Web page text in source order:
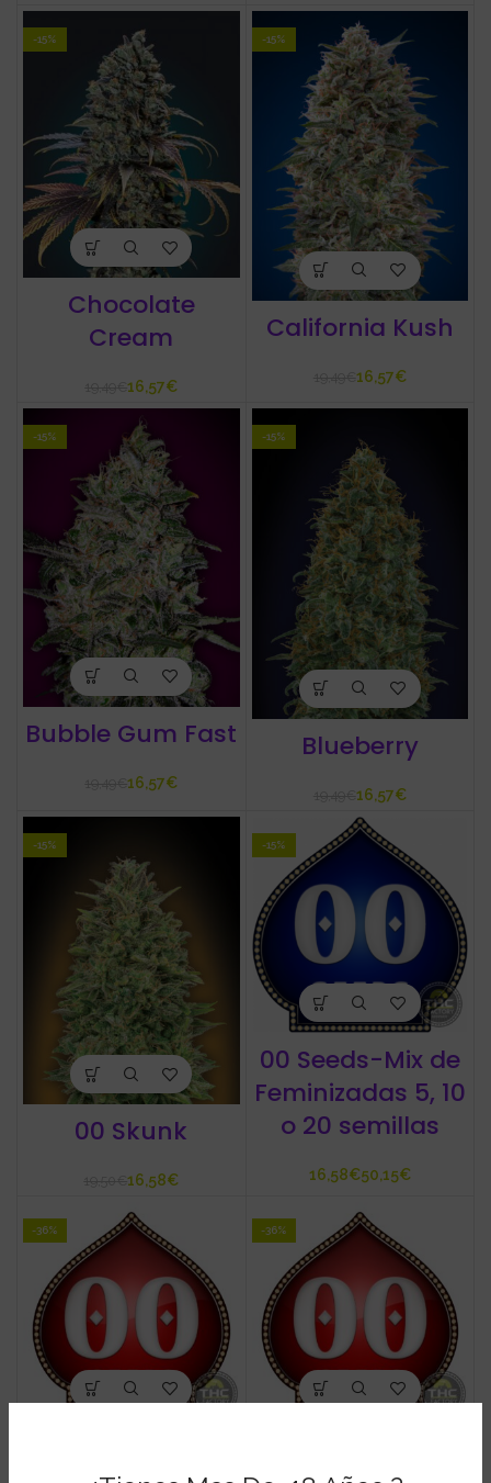
-15%
Chocolate
Cream
€16,57€
-15%
California Kush
16,57€
-15%
Bubble Gum Fast
€16,57€
-15%
Blueberry
16,57€
-15%
00 Skunk
€16,58€
-15%
00 Seeds-Mix de
Feminizadas 5, 10
o 20 semillas
€ €
-36% -36%